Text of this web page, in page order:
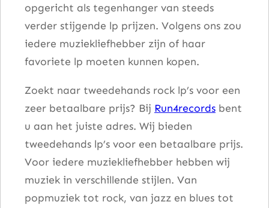
opgericht als tegenhanger van steeds
verder stijgende lp prijzen. Volgens ons zou
iedere muziekliefhebber zijn of haar
favoriete lp moeten kunnen kopen.
Zoekt naar tweedehands rock lp’s voor een
zeer betaalbare prijs? Bij Run4records bent
u aan het juiste adres. Wij bieden
tweedehands lp’s voor een betaalbare prijs.
Voor iedere muziekliefhebber hebben wij
muziek in verschillende stijlen. Van
popmuziek tot rock, van jazz en blues tot